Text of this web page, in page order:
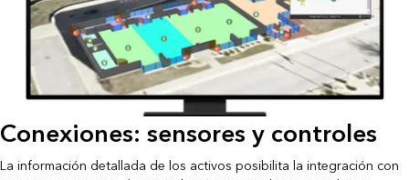
Conexiones: sensores y controles
La información detallada de los activos posibilita la integración con